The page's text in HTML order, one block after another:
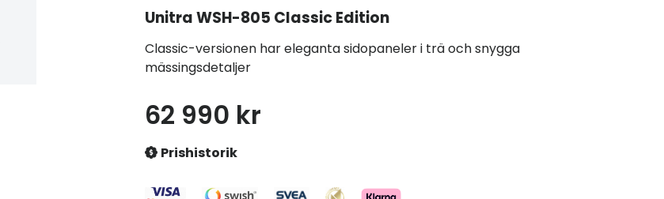
UnitraWSH-805 Classic Edition
Classic-versionen har eleganta sidopaneler i trä och snygga
mässingsdetaljer
62 990 kr
Prishistorik